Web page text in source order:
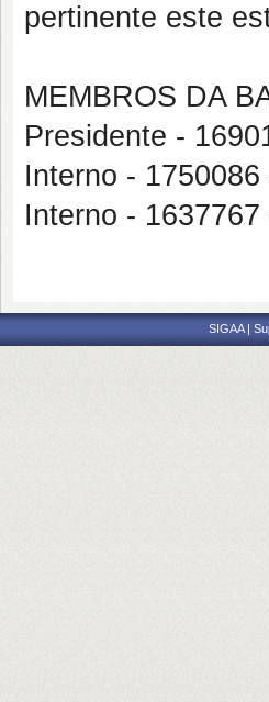
pertinente este
MEMBROS DA
Presidente -
Interno -
Interno -
SIGAA |